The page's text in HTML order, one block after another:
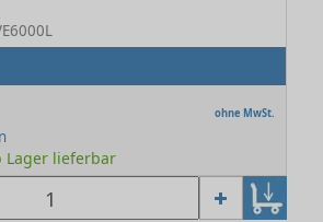
ohne MwSt.
Lager lieferbar